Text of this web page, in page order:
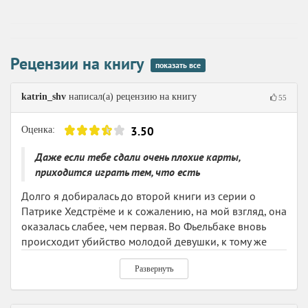
отношениями Эрики и Патрика и их утомительными
гостями. Анна в очередной раз повела себя как
абсолютно глупая барышня, мне уже ее и не жалко,
если честно. Порадовало меня раскрытие персонажа
Думаю, что продолжу знакомство с серией и надеюсь
следующая книга будет лучше.
Рецензии на книгу показать все
katrin_shv написал(а) рецензию на книгу 55
Оценка: 3.50
Даже если тебе сдали очень плохие карты,
приходится играть тем, что есть
Долго я добиралась до второй книги из серии о
Патрике Хедстрёме и к сожалению, на мой взгляд, она
оказалась слабее, чем первая. Во Фьельбаке вновь
происходит убийство молодой девушки, к тому же
вместе с ней обнаруживают останки тел
двадцатилетней давности, убитых тем же способом.
Неужели убийца вновь начал убивать через двадцать
четыре года, или у него появился подражатель,
Развернуть